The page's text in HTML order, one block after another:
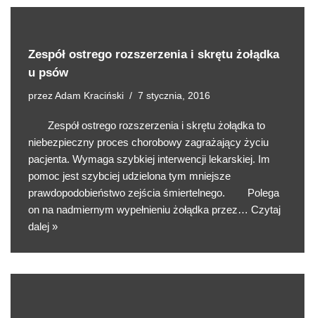
Zespół ostrego rozszerzenia i skrętu żołądka
u psów
przez Adam Kraciński 7 stycznia, 2016
Zespół ostrego rozszerzenia i skrętu żołądka to
niebezpieczny proces chorobowy zagrażający życiu
pacjenta. Wymaga szybkiej interwencji lekarskiej. Im
pomoc jest szybciej udzielona tym mniejsze
prawdopodobieństwo zejścia śmiertelnego. Polega
on na nadmiernym wypełnieniu żołądka przez… Czytaj
dalej »